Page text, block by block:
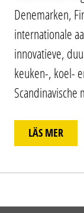
Denemarken,
internationale
innovatieve,
keuken-, koel-
Scandinavische
LÄS MER